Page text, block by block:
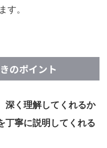
す。
のポイント
深く理解してくれるか
丁寧に説明してくれる